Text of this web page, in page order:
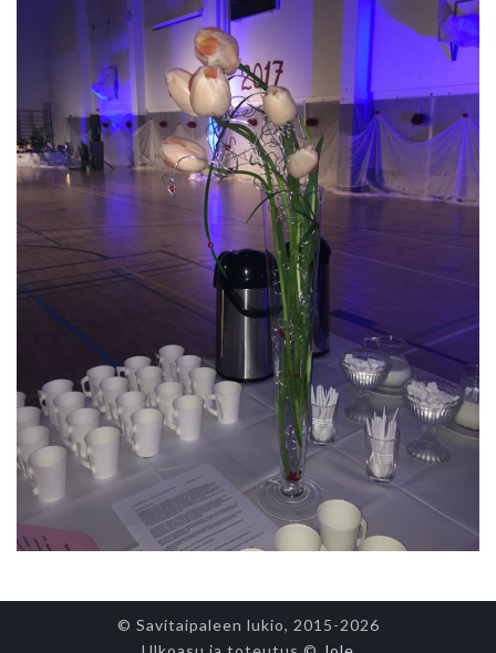
© Savitaipaleen lukio, 2015-2026